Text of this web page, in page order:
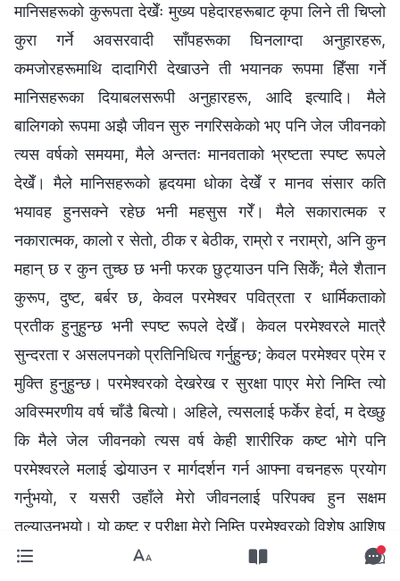
मानिसहरूको कुरूपता देखेँः मुख्य पहेदारहरूबाट कृपा लिने ती चिप्लो
कुरा गर्ने अवसरवादी साँपहरूका घिनलाग्दा अनुहारहरू,
कमजोरहरूमाथि दादागिरी देखाउने ती भयानक रूपमा हिँसा गर्ने
मानिसहरूका दियाबलसरूपी अनुहारहरू, आदि इत्यादि। मैले
बालिगको रूपमा अझै जीवन सुरु नगरिसकेको भए पनि जेल जीवनको
त्यस वर्षको समयमा, मैले अन्ततः मानवताको भ्रष्टता स्पष्ट रूपले
देखेँ। मैले मानिसहरूको हृदयमा धोका देखेँ र मानव संसार कति
भयावह हुनसक्‍ने रहेछ भनी महसुस गरेँ। मैले सकारात्मक र
नकारात्मक, कालो र सेतो, ठीक र बेठीक, राम्रो र नराम्रो, अनि कुन
महान् छ र कुन तुच्छ छ भनी फरक छुट्याउन पनि सिकेँ; मैले शैतान
कुरूप, दुष्ट, बर्बर छ, केवल परमेश्‍वर पवित्रता र धार्मिकताको
प्रतीक हुनुहुन्छ भनी स्पष्ट रूपले देखेँ। केवल परमेश्‍वरले मात्रै
सुन्दरता र असलपनको प्रतिनिधित्व गर्नुहुन्छ; केवल परमेश्‍वर प्रेम र
मुक्ति हुनुहुन्छ। परमेश्‍वरको देखरेख र सुरक्षा पाएर मेरो निम्ति त्यो
अविस्मरणीय वर्ष चाँडै बित्यो। अहिले, त्यसलाई फर्केर हेर्दा, म देख्छु
कि मैले जेल जीवनको त्यस वर्ष केही शारीरिक कष्ट भोगे पनि
परमेश्‍वरले मलाई डोर्‍याउन र मार्गदर्शन गर्न आफ्ना वचनहरू प्रयोग
गर्नुभयो, र यसरी उहाँले मेरो जीवनलाई परिपक्‍व हुन सक्षम
तुल्याउनुभयो। यो कष्ट र परीक्षा मेरो निम्ति परमेश्‍वरको विशेष आशिष्
हो। सर्वशक्तिमान् परमेश्‍वरलाई धन्यवाद होस्!